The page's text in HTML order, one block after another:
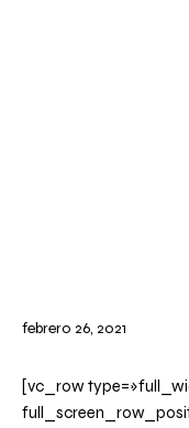
febrero 26, 2021
[vc_row